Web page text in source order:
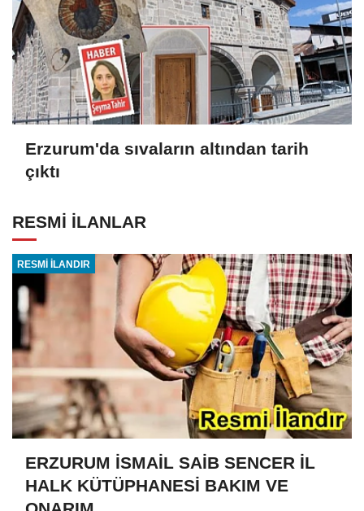
Erzurum'da sıvaların altından tarih
çıktı
RESMİ İLANLAR
RESMİ İLANDIR
ERZURUM İSMAİL SAİB SENCER İL
HALK KÜTÜPHANESİ BAKIM VE